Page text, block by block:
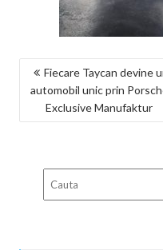
NAVIGARE
ÎN
ARTICOLE
Fiecare Taycan devine
automobil unic prin
Exclusive Manufaktur